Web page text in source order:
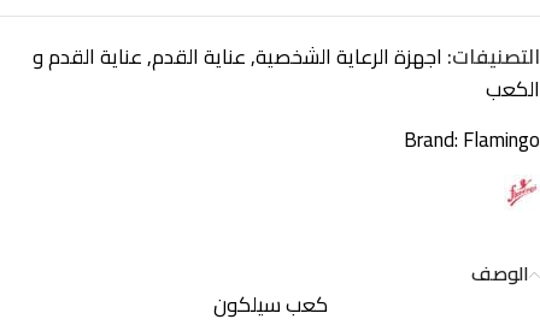
التصنيفات: اجهزة الرعاية الشخصية,عناية القدم,عناية القدم و
الكعب
Brand:Flamingo
الوصف
كعب سيلكون